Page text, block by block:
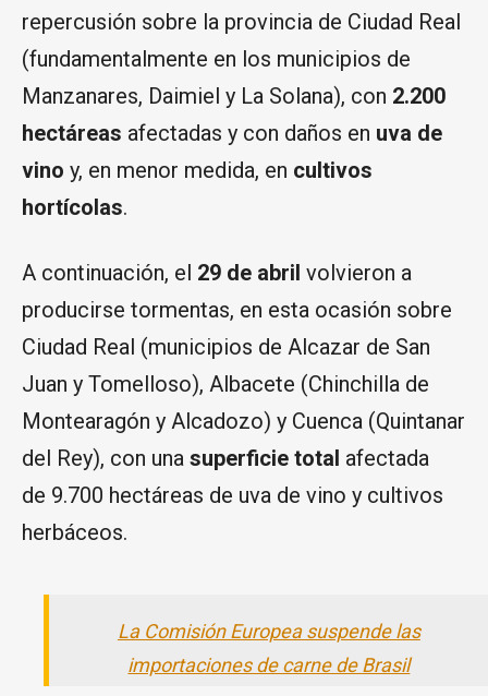
repercusión sobre la provincia de Ciudad Real
(fundamentalmente en los municipios de
Manzanares, Daimiel y La Solana), con 2.200
hectáreas afectadas y con daños en uva de
vino y, en menor medida, en cultivos
hortícolas.
A continuación, el 29 de abril volvieron a
producirse tormentas, en esta ocasión sobre
Ciudad Real (municipios de Alcazar de San
Juan y Tomelloso), Albacete (Chinchilla de
Montearagón y Alcadozo) y Cuenca (Quintanar
del Rey), con una superficie total afectada
de 9.700 hectáreas de uva de vino y cultivos
herbáceos.
La Comisión Europea suspende las
importaciones de carne de Brasil